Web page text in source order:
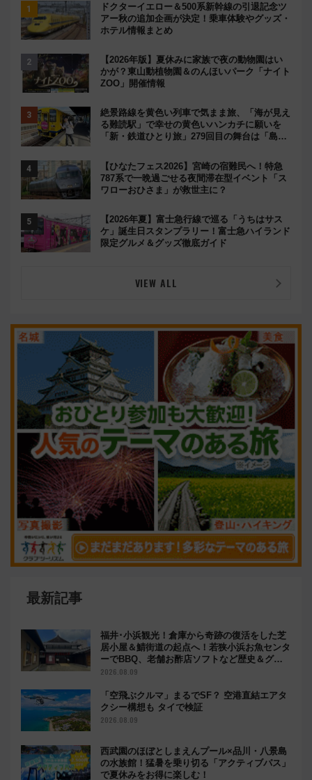
ドクターイエロー＆500系新幹線の引退記念ツ
アー秋の追加企画が決定！乗車体験やグッズ・
ホテル情報まとめ
【2026年版】夏休みに家族で夜の動物園はい
かが？東山動植物園＆のんほいパーク「ナイト
ZOO」開催情報
絶景路線を黄色い列車で気まま旅、「海が見え
る難読駅」で幸せの黄色いハンカチに願いを
「新・鉄道ひとり旅」279回目の舞台は「島原
【ひなたフェス2026】宮崎の宿難民へ！特急
787系で一晩過ごせる夜間滞在型イベント「ス
ワローおひさま」が救世主に？
【2026年夏】富士急行線で巡る「うちはサス
ケ」誕生日スタンプラリー！富士急ハイランド
限定グルメ＆グッズ徹底ガイド
VIEW ALL
最新記事
福井･小浜観光！倉庫から奇跡の復活をした芝
居小屋＆鯖街道の起点へ！若狭小浜お魚センタ
ーでBBQ、老舗お酢店ソフトなど歴史＆グル
メ散歩
2026.08.09
「空飛ぶクルマ」まるでSF？ 空港直結エアタ
クシー構想も タイで検証
2026.08.09
西武園のほぼとしまえんプール×品川・八景島
の水族館！猛暑を乗り切る「アクティブパス」
で夏休みをお得に楽しむ！